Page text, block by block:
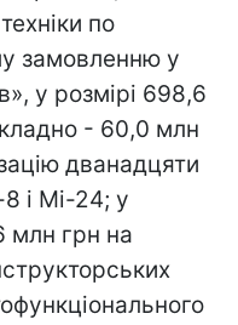
по
замовленню у
у розмірі 698,6
- 60,0 млн
дванадцяти
і Мі-24; у
млн грн на